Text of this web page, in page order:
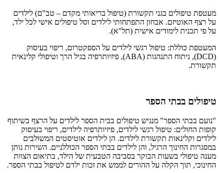
מעטפת טיפולים בגני תקשורת (טיפול בריאותי מקדם – טב"ם) לילדים
על רצף האוטיזם. אבחון התפתחותי לילדים וסל טיפולים אישי לכל ילד,
על פי תכנית לימודים אישית (תל"א).
המעטפת כוללת: טיפול רגשי לילדים על הספקטרום, ריפוי בעיסוק
(DCD), ניתוח התנהגות (ABA), פיזיותרפיה בגיל הרך וטיפולי קלינאית
תקשורת.
טיפולים בבתי הספר
"נועם בבתי הספר" מנגיש טיפולים בבית הספר לילדים על הרצף בשיתוף
קופות החולים: טיפול רגשי לילדים, פיזיותרפיה לילדים, ריפוי בעיסוק
לילדים וקלינאות תקשורת לילדים. הן לילדים אוטיסטים המשולבים
במסגרות החינוך הרגיל, והן לילדים בבתי הספר הכוללניים. השירות נותן
מענה טיפולי בשעות הבוקר בסביבה הטבעית של הילד, בתיאום הצוות
החינוכי, תוך הקלה על ההורים לממש את זכות ילדם לטיפול בבתי הספר.